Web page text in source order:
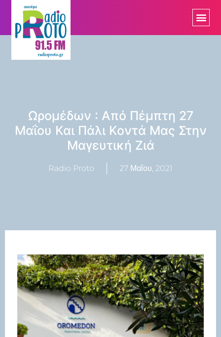
Ωρομέδων : Από Πέμπτη 27
Μαΐου Και Πάλι Κοντά Μας Στην
Μαγευτική Ζιά
Radio Proto 27 Μαΐου, 2021